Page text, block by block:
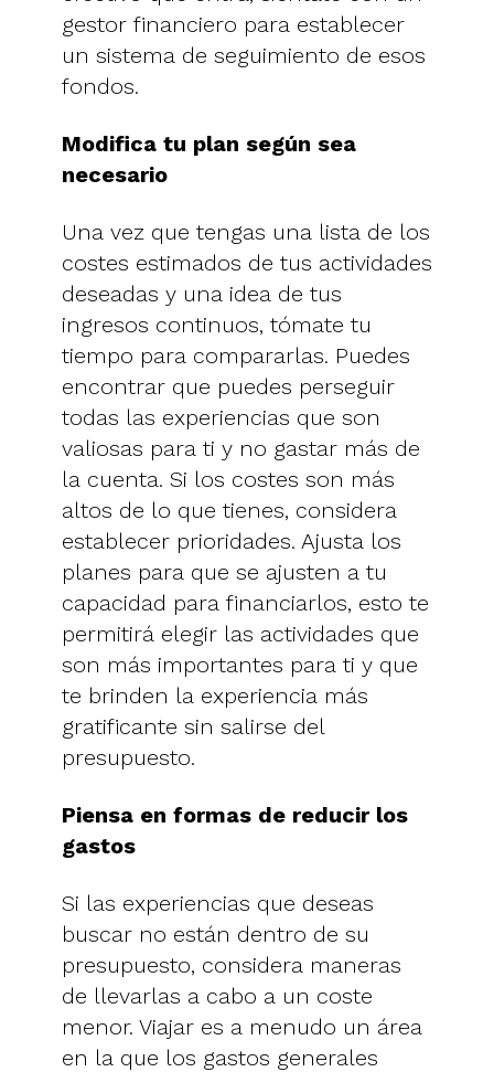
gestor financiero para establecer
un sistema de seguimiento de esos
fondos.
Modifica tu plan según sea
necesario
Una vez que tengas una lista de los
costes estimados de tus actividades
deseadas y una idea de tus
ingresos continuos, tómate tu
tiempo para compararlas. Puedes
encontrar que puedes perseguir
todas las experiencias que son
valiosas para ti y no gastar más de
la cuenta. Si los costes son más
altos de lo que tienes, considera
establecer prioridades. Ajusta los
planes para que se ajusten a tu
capacidad para financiarlos, esto te
permitirá elegir las actividades que
son más importantes para ti y que
te brinden la experiencia más
gratificante sin salirse del
presupuesto.
Piensa en formas de reducir los
gastos
Si las experiencias que deseas
buscar no están dentro de su
presupuesto, considera maneras
de llevarlas a cabo a un coste
menor. Viajar es a menudo un área
en la que los gastos generales